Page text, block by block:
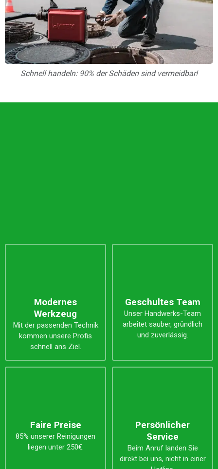
Schnell handeln: 90% der Schäden sind vermeidbar!
Modernes
Werkzeug
Mit der passenden Technik
kommen unsere Profis
schnell ans Ziel.
Geschultes Team
Unser Handwerks-Team
arbeitet sauber, gründlich
und zuverlässig.
Faire Preise
85% unserer Reinigungen
liegen unter 250€.
Persönlicher
Service
Beim Anruf landen Sie
direkt bei uns, nicht in einer